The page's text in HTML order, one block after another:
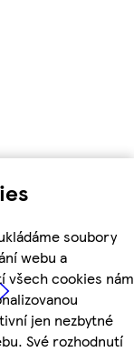
soubory
webu a
všech cookies nám
jen nezbytné
Své rozhodnutí